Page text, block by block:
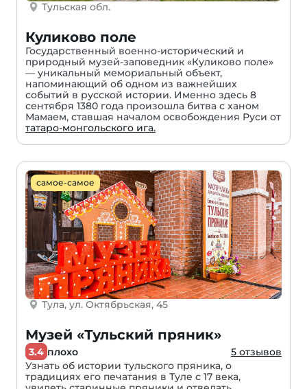
Тульская обл.
Куликово поле
Государственный военно-исторический и
природный музей-заповедник «Куликово поле»
— уникальный мемориальный объект,
напоминающий об одном из важнейших
событий в русской истории. Именно здесь 8
сентября 1380 года произошла битва с ханом
Мамаем, ставшая началом освобождения Руси от
татаро-монгольского ига.
самое-самое
Тула, ул. Октябрьская, 45
Музей «Тульский пряник»
3.4 плохо
5 отзывов
Узнать об истории тульского пряника, о
традициях его печатания в Туле с 17 века,